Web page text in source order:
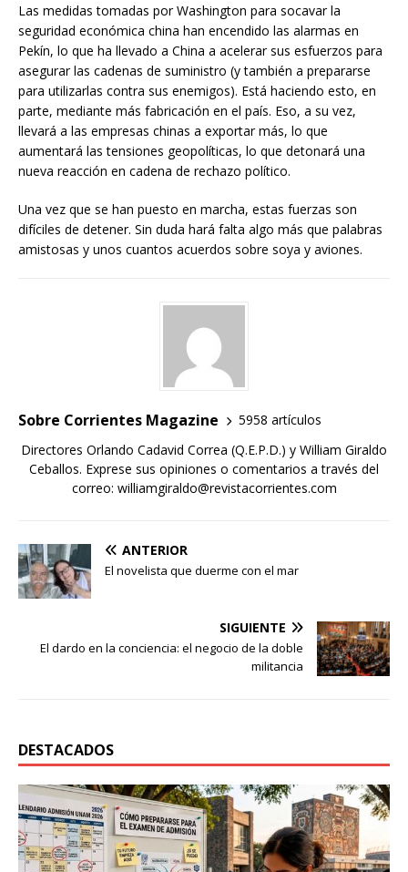
Las medidas tomadas por Washington para socavar la
seguridad económica china han encendido las alarmas en
Pekín, lo que ha llevado a China a acelerar sus esfuerzos para
asegurar las cadenas de suministro (y también a prepararse
para utilizarlas contra sus enemigos). Está haciendo esto, en
parte, mediante más fabricación en el país. Eso, a su vez,
llevará a las empresas chinas a exportar más, lo que
aumentará las tensiones geopolíticas, lo que detonará una
nueva reacción en cadena de rechazo político.
Una vez que se han puesto en marcha, estas fuerzas son
difíciles de detener. Sin duda hará falta algo más que palabras
amistosas y unos cuantos acuerdos sobre soya y aviones.
Sobre Corrientes Magazine
5958 artículos
Directores Orlando Cadavid Correa (Q.E.P.D.) y William Giraldo
Ceballos. Exprese sus opiniones o comentarios a través del
correo: williamgiraldo@revistacorrientes.com
ANTERIOR
El novelista que duerme con el mar
SIGUIENTE
El dardo en la conciencia: el negocio de la doble
militancia
DESTACADOS